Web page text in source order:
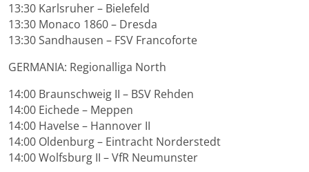
13:30 Karlsruher – Bielefeld
13:30 Monaco 1860 – Dresda
13:30 Sandhausen – FSV Francoforte
GERMANIA: Regionalliga North
14:00 Braunschweig II – BSV Rehden
14:00 Eichede – Meppen
14:00 Havelse – Hannover II
14:00 Oldenburg – Eintracht Norderstedt
14:00 Wolfsburg II – VfR Neumunster